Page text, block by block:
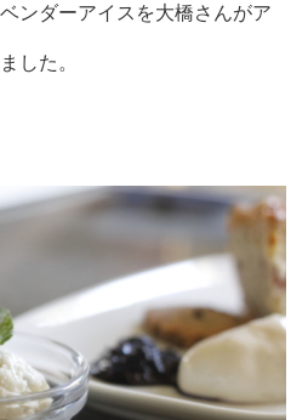
ンダーアイスを大橋さんがア
した。